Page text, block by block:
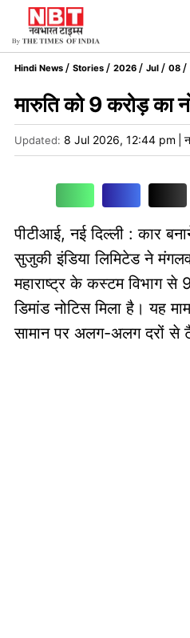
Hindi News Stories 2026 Jul 08
मारुति को 9 करोड़ का
Updated: 8 Jul 2026, 12:44 pm
पीटीआई, नई दिल्ली : कार
सुजुकी इंडिया लिमिटेड ने
महाराष्ट्र के कस्टम विभाग से
डिमांड नोटिस मिला है। यह
सामान पर अलग-अलग दरों से